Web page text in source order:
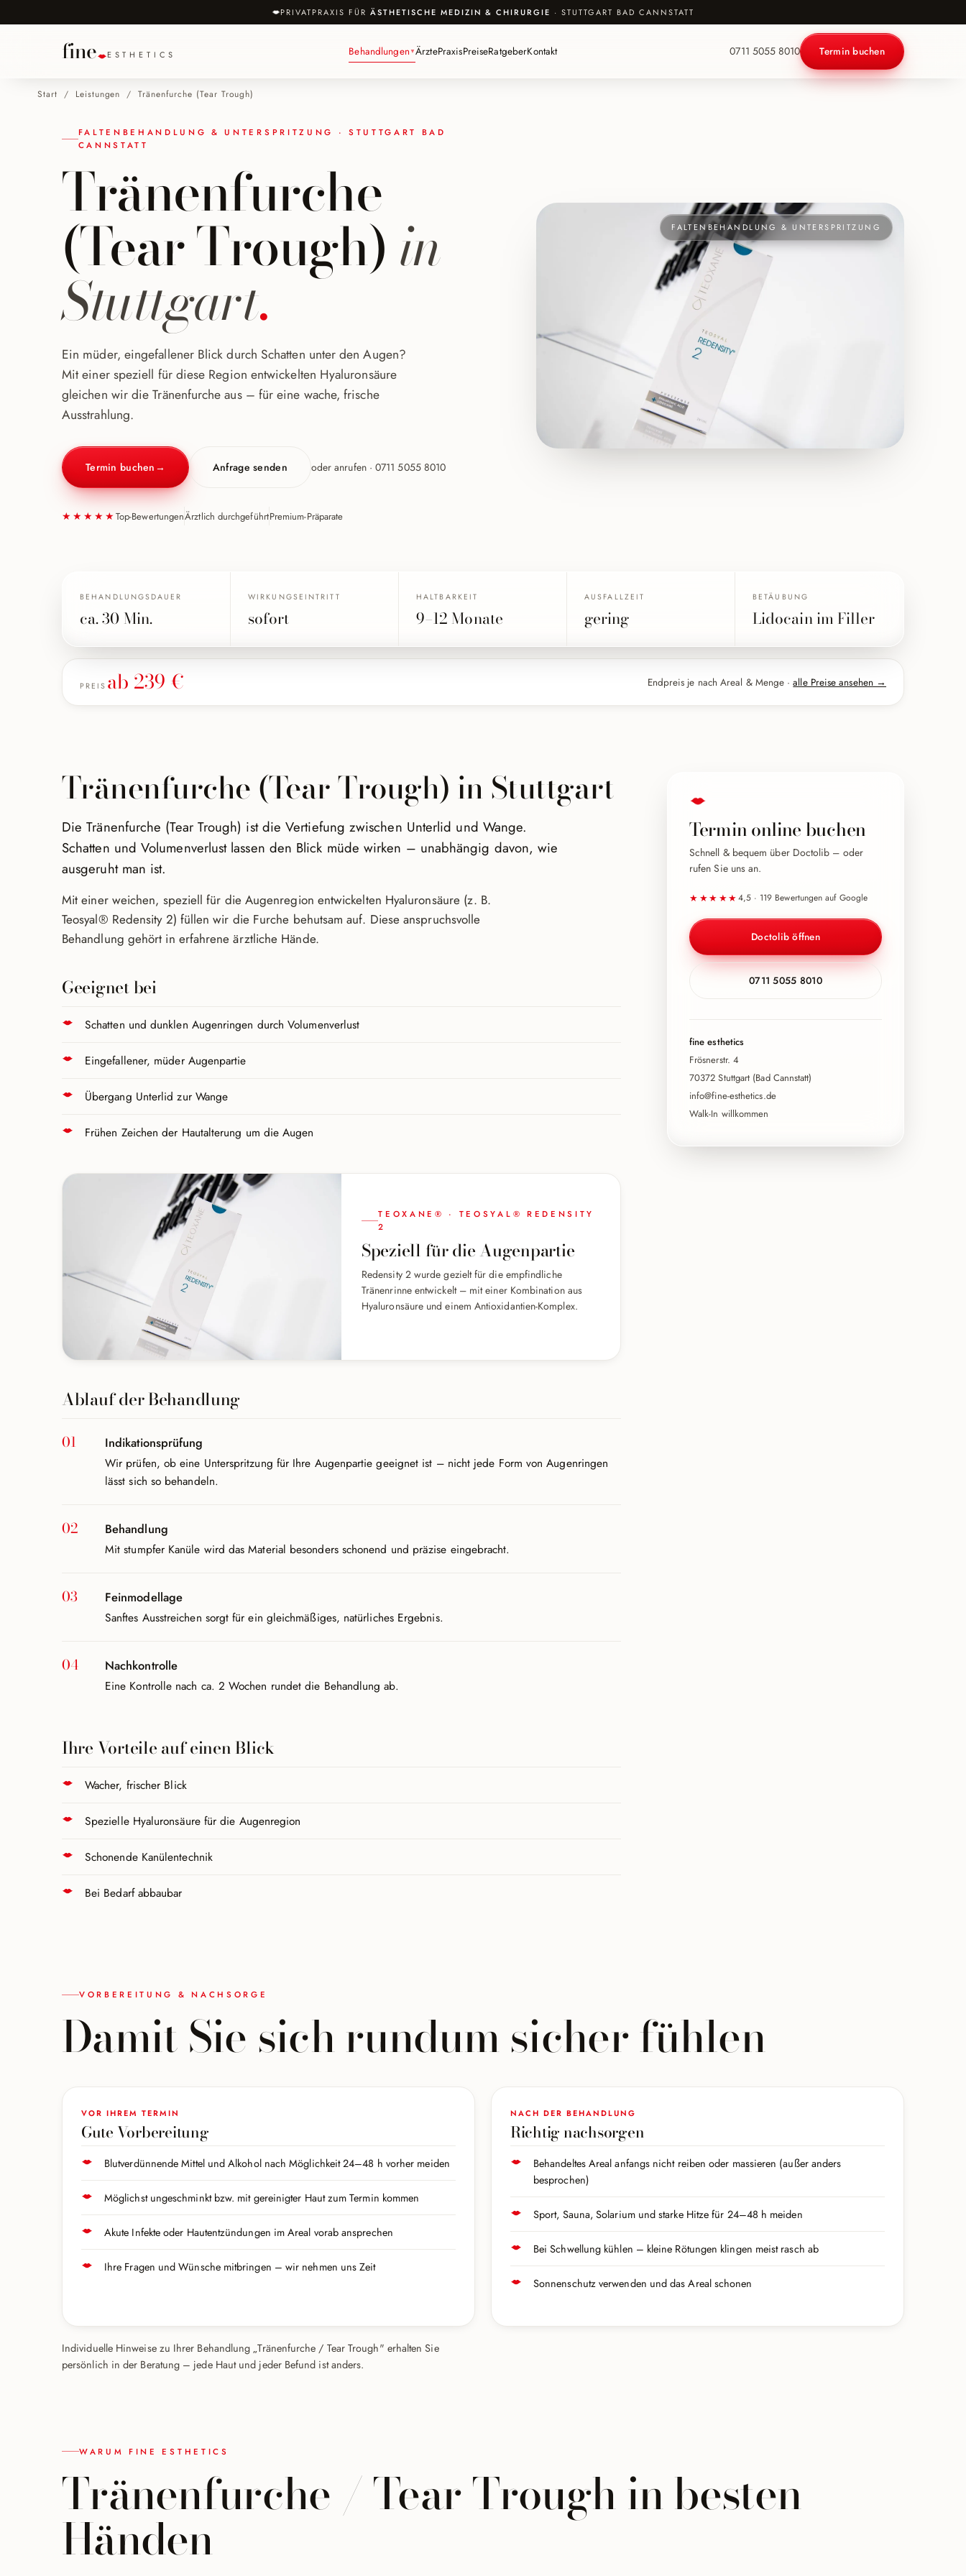
PRIVATPRAXIS FÜR ÄSTHETISCHE MEDIZIN & CHIRURGIE · STUTTGART BAD CANNSTATT
fine ESTHETICS Behandlungen ▼ÄrztePraxisPreiseRatgeberKontakt 0711 5055 8010 Termin buchen
Start / Leistungen / Tränenfurche (Tear Trough)
FALTENBEHANDLUNG & UNTERSPRITZUNG · STUTTGART BAD
CANNSTATT
Tränenfurche
(Tear Trough)in
Stuttgart.
Ein müder, eingefallener Blick durch Schatten unter den Augen?
Mit einer speziell für diese Region entwickelten Hyaluronsäure
gleichen wir die Tränenfurche aus – für eine wache, frische
Ausstrahlung.
Termin buchen → Anfrage senden oder anrufen · 0711 5055 8010
★★★★★Top-BewertungenÄrztlich durchgeführtPremium-Präparate
FALTENBEHANDLUNG & UNTERSPRITZUNG
BEHANDLUNGSDAUER
ca. 30 Min.
WIRKUNGSEINTRITT
sofort
HALTBARKEIT
9–12 Monate
AUSFALLZEIT
gering
BETÄUBUNG
Lidocain im Filler
PREIS ab 239 € Endpreis je nach Areal & Menge ·alle Preise ansehen →
Tränenfurche (Tear Trough) in Stuttgart
Die Tränenfurche (Tear Trough) ist die Vertiefung zwischen Unterlid und Wange.
Schatten und Volumenverlust lassen den Blick müde wirken – unabhängig davon, wie
ausgeruht man ist.
Mit einer weichen, speziell für die Augenregion entwickelten Hyaluronsäure (z. B.
Teosyal® Redensity 2) füllen wir die Furche behutsam auf. Diese anspruchsvolle
Behandlung gehört in erfahrene ärztliche Hände.
Geeignet bei
Schatten und dunklen Augenringen durch Volumenverlust
Eingefallener, müder Augenpartie
Übergang Unterlid zur Wange
Frühen Zeichen der Hautalterung um die Augen
TEOXANE® · TEOSYAL® REDENSITY
2
Speziell für die Augenpartie
Redensity 2 wurde gezielt für die empfindliche
Tränenrinne entwickelt – mit einer Kombination aus
Hyaluronsäure und einem Antioxidantien-Komplex.
Ablauf der Behandlung
Indikationsprüfung
Wir prüfen, ob eine Unterspritzung für Ihre Augenpartie geeignet ist – nicht jede Form von Augenringen
lässt sich so behandeln.
Behandlung
Mit stumpfer Kanüle wird das Material besonders schonend und präzise eingebracht.
Feinmodellage
Sanftes Ausstreichen sorgt für ein gleichmäßiges, natürliches Ergebnis.
Nachkontrolle
Eine Kontrolle nach ca. 2 Wochen rundet die Behandlung ab.
Ihre Vorteile auf einen Blick
Wacher, frischer Blick
Spezielle Hyaluronsäure für die Augenregion
Schonende Kanülentechnik
Bei Bedarf abbaubar
Termin online buchen
Schnell & bequem über Doctolib – oder
rufen Sie uns an.
★★★★★4,5 · 119 Bewertungen auf Google
Doctolib öffnen
0711 5055 8010
fine esthetics
Frösnerstr. 4
70372 Stuttgart (Bad Cannstatt)
info@fine-esthetics.de
Walk-In willkommen
VORBEREITUNG & NACHSORGE
Damit Sie sich rundum sicher fühlen
VOR IHREM TERMIN
Gute Vorbereitung
Blutverdünnende Mittel und Alkohol nach Möglichkeit 24–48 h vorher meiden
Möglichst ungeschminkt bzw. mit gereinigter Haut zum Termin kommen
Akute Infekte oder Hautentzündungen im Areal vorab ansprechen
Ihre Fragen und Wünsche mitbringen – wir nehmen uns Zeit
NACH DER BEHANDLUNG
Richtig nachsorgen
Behandeltes Areal anfangs nicht reiben oder massieren (außer anders
besprochen)
Sport, Sauna, Solarium und starke Hitze für 24–48 h meiden
Bei Schwellung kühlen – kleine Rötungen klingen meist rasch ab
Sonnenschutz verwenden und das Areal schonen
Individuelle Hinweise zu Ihrer Behandlung „Tränenfurche / Tear Trough" erhalten Sie
persönlich in der Beratung – jede Haut und jeder Befund ist anders.
WARUM FINE ESTHETICS
Tränenfurche / Tear Trough in besten
Händen